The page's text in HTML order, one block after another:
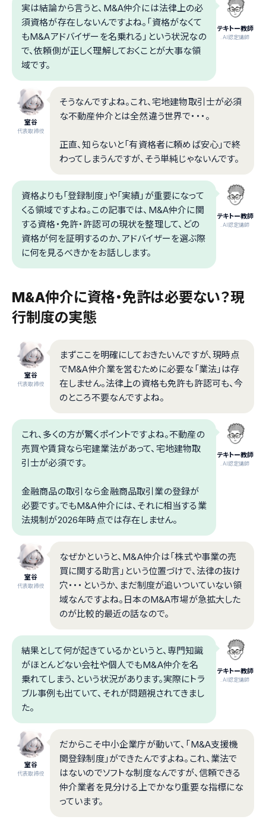
テキトー教師
.AI認定講師
実は結論から言うと、M&A仲介には法律上の必
須資格が存在しないんですよね。「資格がなくて
もM&Aアドバイザーを名乗れる」という状況なの
で、依頼側が正しく理解しておくことが大事な領
域です。
室谷
代表取締役
そうなんですよね。これ、宅地建物取引士が必須
な不動産仲介とは全然違う世界で・・・。
正直、知らないと「有資格者に頼めば安心」で終
わってしまうんですが、そう単純じゃないんです。
テキトー教師
.AI認定講師
資格よりも「登録制度」や「実績」が重要になって
くる領域ですよね。この記事では、M&A仲介に関
する資格・免許・許認可の現状を整理して、どの
資格が何を証明するのか、アドバイザーを選ぶ際
に何を見るべきかをお話しします。
M&A仲介に資格・免許は必要ない？現
行制度の実態
室谷
代表取締役
まずここを明確にしておきたいんですが、現時点
でM&A仲介業を営むために必要な「業法」は存
在しません。法律上の資格も免許も許認可も、今
のところ不要なんですよね。
テキトー教師
.AI認定講師
これ、多くの方が驚くポイントですよね。不動産の
売買や賃貸なら宅建業法があって、宅地建物取
引士が必須です。
金融商品の取引なら金融商品取引業の登録が
必要です。でもM&A仲介には、それに相当する業
法規制が2026年時点では存在しません。
室谷
代表取締役
なぜかというと、M&A仲介は「株式や事業の売
買に関する助言」という位置づけで、法律の抜け
穴・・・というか、まだ制度が追いついていない領
域なんですよね。日本のM&A市場が急拡大した
のが比較的最近の話なので。
テキトー教師
.AI認定講師
結果として何が起きているかというと、専門知識
がほとんどない会社や個人でもM&A仲介を名
乗れてしまう、という状況があります。実際にトラ
ブル事例も出ていて、それが問題視されてきまし
た。
室谷
代表取締役
だからこそ中小企業庁が動いて、「M&A支援機
関登録制度」ができたんですよね。これ、業法で
はないのでソフトな制度なんですが、信頼できる
仲介業者を見分ける上でかなり重要な指標にな
っています。